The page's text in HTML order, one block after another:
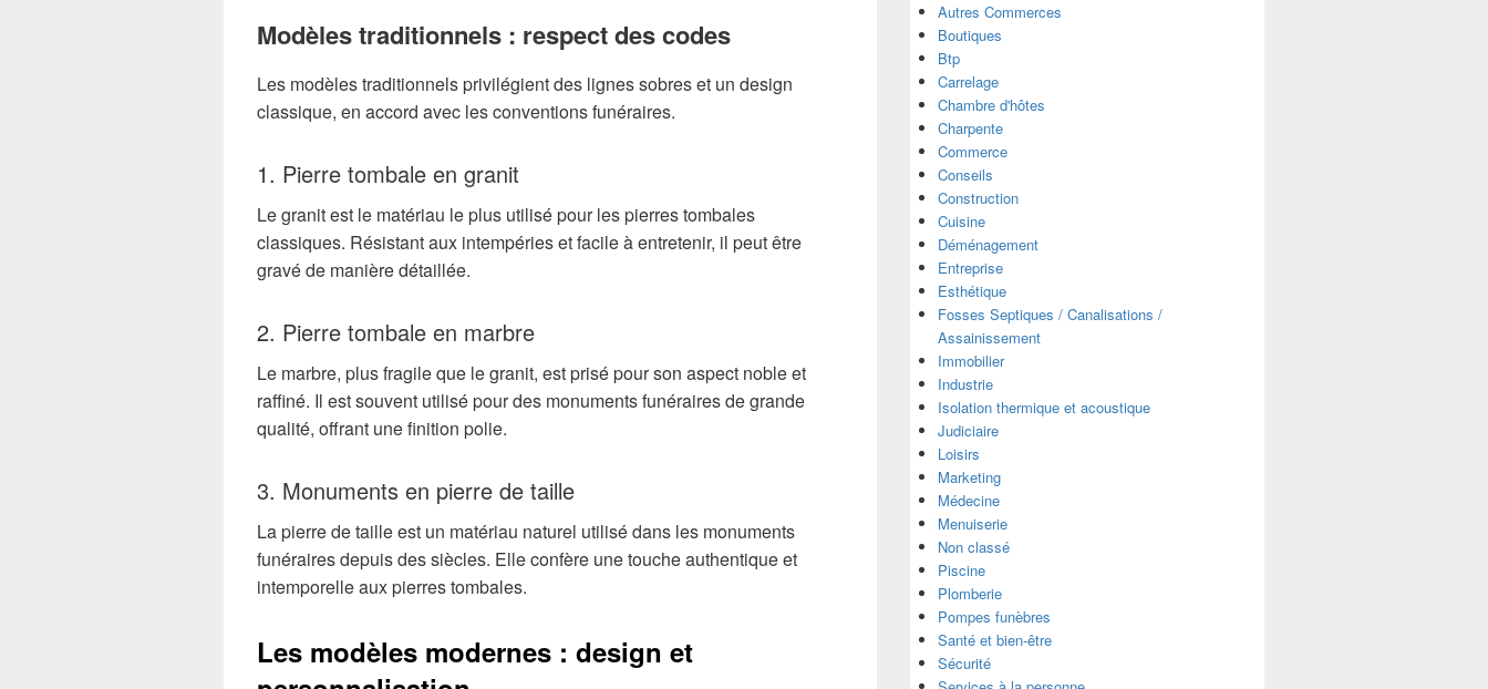
Modèles traditionnels : respect des codes
Les modèles traditionnels privilégient des lignes sobres et un design
classique, en accord avec les conventions funéraires.
1. Pierre tombale en granit
Le granit est le matériau le plus utilisé pour les pierres tombales
classiques. Résistant aux intempéries et facile à entretenir, il peut être
gravé de manière détaillée.
2. Pierre tombale en marbre
Le marbre, plus fragile que le granit, est prisé pour son aspect noble et
raffiné. Il est souvent utilisé pour des monuments funéraires de grande
qualité, offrant une finition polie.
3. Monuments en pierre de taille
La pierre de taille est un matériau naturel utilisé dans les monuments
funéraires depuis des siècles. Elle confère une touche authentique et
intemporelle aux pierres tombales.
Les modèles modernes : design et
Autres Commerces
Boutiques
Btp
Carrelage
Chambre d'hôtes
Charpente
Commerce
Conseils
Construction
Cuisine
Déménagement
Entreprise
Esthétique
Fosses Septiques / Canalisations /
Assainissement
Immobilier
Industrie
Isolation thermique et acoustique
Judiciaire
Loisirs
Marketing
Médecine
Menuiserie
Non classé
Piscine
Plomberie
Pompes funèbres
Santé et bien-être
Sécurité